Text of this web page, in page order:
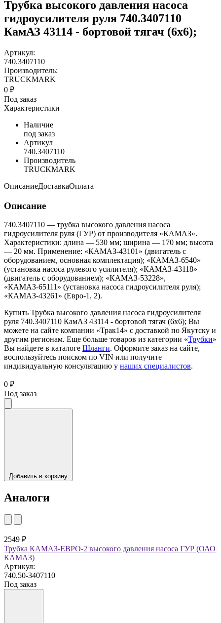
Трубка высокого давления насоса
гидроусилителя руля 740.3407110
КамАЗ 43114 - бортовой тягач (6х6);
Артикул:
740.3407110
Производитель:
TRUCKMARK
0 ₽
Под заказ
Характеристики
Наличие
под заказ
Артикул
740.3407110
Производитель
TRUCKMARK
ОписаниеДоставкаОплата
Описание
740.3407110 — трубка высокого давления насоса
гидроусилителя руля (ГУР) от производителя «КАМАЗ».
Характеристики: длина — 530 мм; ширина — 170 мм; высота
— 20 мм. Применение: «КАМАЗ-43101» (двигатель с
оборудованием, основная комплектация); «КАМАЗ-6540»
(установка насоса рулевого усилителя); «КАМАЗ-43118»
(двигатель с оборудованием); «КАМАЗ-53228»,
«КАМАЗ-65111» (установка насоса гидроусилителя руля);
«КАМАЗ-43261» (Евро-1, 2).
Купить Трубка высокого давления насоса гидроусилителя
руля 740.3407110 КамАЗ 43114 - бортовой тягач (6х6); Вы
можете на сайте компании «Трак14» с доставкой по Якутску и
другим регионам. Еще больше товаров из категории «Трубки»
Вы найдете в каталоге Шланги. Оформите заказ на сайте,
воспользуйтесь поиском по VIN или получите
индивидуальную консультацию у наших специалистов.
0 ₽
Под заказ
Добавить в корзину
Аналоги
2549 ₽
Трубка КАМАЗ-ЕВРО-2 высокого давления насоса ГУР (ОАО
КАМАЗ)
Артикул:
740.50-3407110
Под заказ